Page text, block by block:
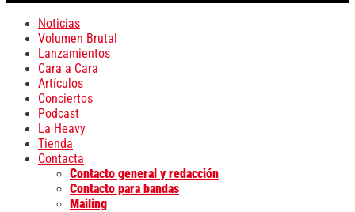
Noticias
Volumen Brutal
Lanzamientos
Cara a Cara
Artículos
Conciertos
Podcast
La Heavy
Tienda
Contacta
Contacto general y redacción
Contacto para bandas
Mailing